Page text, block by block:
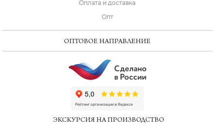
Оплата и доставка
Опт
ОПТОВОЕ НАПРАВЛЕНИЕ
ЭКСКУРСИЯ НА ПРОИЗВОДСТВО